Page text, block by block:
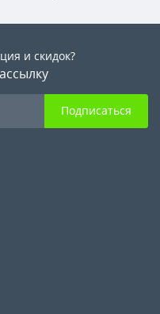
и скидок?
Подписаться